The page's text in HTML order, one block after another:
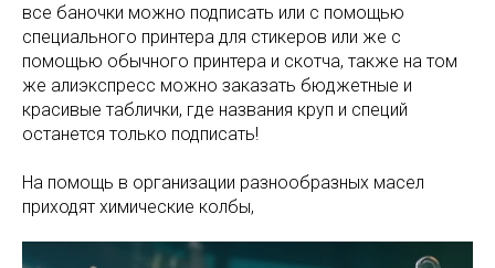
все баночки можно подписать или с помощью
специального принтера для стикеров или же с
помощью обычного принтера и скотча, также на том
же алиэкспресс можно заказать бюджетные и
красивые таблички, где названия круп и специй
останется только подписать!
На помощь в организации разнообразных масел
приходят химические колбы,